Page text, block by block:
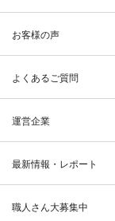
お客様の声
よくあるご質問
運営企業
最新情報・レポート
職人さん大募集中